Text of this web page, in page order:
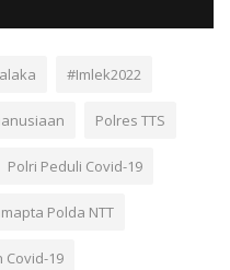
#Imlek2022
Polres TTS
Polri Peduli Covid-19
Polda NTT
Covid-19